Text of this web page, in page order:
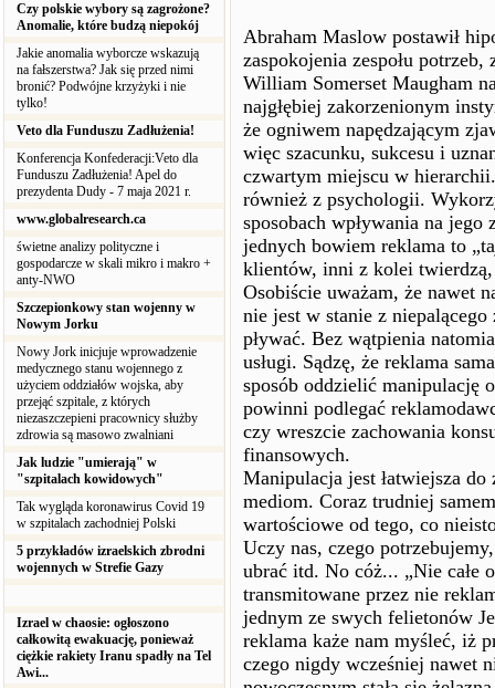
Czy polskie wybory są zagrożone?
Anomalie, które budzą niepokój
Jakie anomalia wyborcze wskazują
na fałszerstwa? Jak się przed nimi
bronić? Podwójne krzyżyki i nie
tylko!
Veto dla Funduszu Zadłużenia!
Konferencja Konfederacji:Veto dla
Funduszu Zadłużenia! Apel do
prezydenta Dudy - 7 maja 2021 r.
www.globalresearch.ca
świetne analizy polityczne i
gospodarcze w skali mikro i makro +
anty-NWO
Szczepionkowy stan wojenny w
Nowym Jorku
Nowy Jork inicjuje wprowadzenie
medycznego stanu wojennego z
użyciem oddziałów wojska, aby
przejąć szpitale, z których
niezaszczepieni pracownicy służby
zdrowia są masowo zwalniani
Jak ludzie "umierają" w
"szpitalach kowidowych"
Tak wygląda koronawirus Covid 19
w szpitalach zachodniej Polski
5 przykładów izraelskich zbrodni
wojennych w Strefie Gazy
Izrael w chaosie: ogłoszono
całkowitą ewakuację, ponieważ
ciężkie rakiety Iranu spadły na Tel
Awi...
Abraham Maslow postawił
zaspokojenia zespołu
William Somerset Maugham
najgłębiej zakorzenionym
że ogniwem napędzającym
więc szacunku, sukcesu i
czwartym miejscu w
również z psychologii.
sposobach wpływania na
jednych bowiem reklama to
klientów, inni z kolei
Osobiście uważam, że nawet
nie jest w stanie z
pływać. Bez wątpienia
usługi. Sądzę, że reklama
sposób oddzielić manipulację
powinni podlegać
czy wreszcie zachowania
finansowych.
Manipulacja jest łatwiejsza do
mediom. Coraz trudniej
wartościowe od tego, co
Uczy nas, czego
ubrać itd. No cóż... „Nie całe
transmitowane przez nie
jednym ze swych felietonów
reklama każe nam myśleć, iż
czego nigdy wcześniej nawet